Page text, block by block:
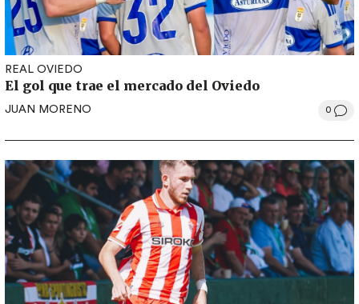
REAL OVIEDO
El gol que trae el mercado del Oviedo
JUAN MORENO 0